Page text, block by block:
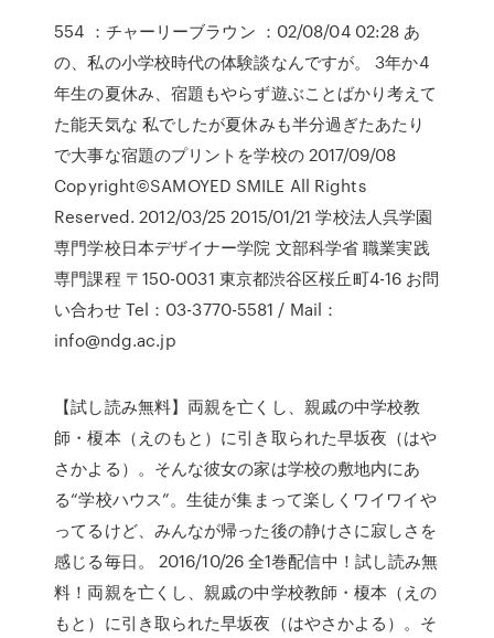
554 ：チャーリーブラウン ：02/08/04 02:28 あ
の、私の小学校時代の体験談なんですが。 3年か4
年生の夏休み、宿題もやらず遊ぶことばかり考えて
た能天気な 私でしたが夏休みも半分過ぎたあたり
で大事な宿題のプリントを学校の 2017/09/08
Copyright©SAMOYED SMILE All Rights
Reserved. 2012/03/25 2015/01/21 学校法人呉学園
専門学校日本デザイナー学院 文部科学省 職業実践
専門課程 〒150-0031 東京都渋谷区桜丘町4-16 お問
い合わせ Tel：03-3770-5581 / Mail：
info@ndg.ac.jp
【試し読み無料】両親を亡くし、親戚の中学校教
師・榎本（えのもと）に引き取られた早坂夜（はや
さかよる）。そんな彼女の家は学校の敷地内にあ
る“学校ハウス”。生徒が集まって楽しくワイワイや
ってるけど、みんなが帰った後の静けさに寂しさを
感じる毎日。 2016/10/26 全1巻配信中！試し読み無
料！両親を亡くし、親戚の中学校教師・榎本（えの
もと）に引き取られた早坂夜（はやさかよる）。そ